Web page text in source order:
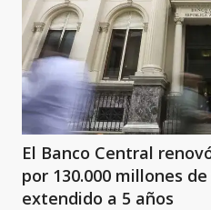
El Banco Central
por 130.000 millones
extendido a 5 años